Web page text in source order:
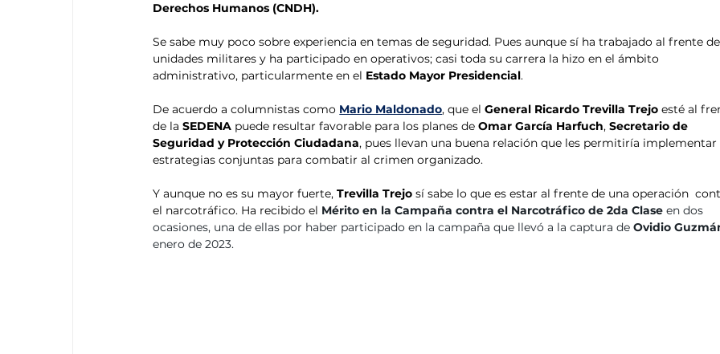
Derechos Humanos (CNDH).
Se sabe muy poco sobre experiencia en temas de seguridad. Pues aunque sí ha trabajado al frente de
unidades militares y ha participado en operativos; casi toda su carrera la hizo en el ámbito
administrativo, particularmente en el Estado Mayor Presidencial.
De acuerdo a columnistas como Mario Maldonado, que el General Ricardo Trevilla Trejo esté al
de la SEDENA puede resultar favorable para los planes de Omar García Harfuch, Secretario de
Seguridad y Protección Ciudadana, pues llevan una buena relación que les permitiría implementar
estrategias conjuntas para combatir al crimen organizado.
Y aunque no es su mayor fuerte, Trevilla Trejo sí sabe lo que es estar al frente de una operación
el narcotráfico. Ha recibido el Mérito en la Campaña contra el Narcotráfico de 2da Clase en dos
ocasiones, una de ellas por haber participado en la campaña que llevó a la captura de Ovidio
enero de 2023.